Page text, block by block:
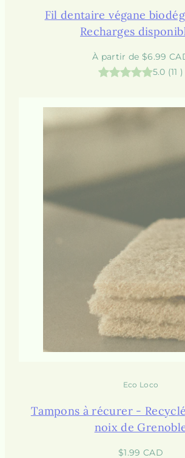
Fil dentaire végane
Recharges
Prix
habituel
À partir de $6.99
5.0 (11 )
Eco Loco
Tampons à récurer -
noix de
Prix
$1.99 CAD